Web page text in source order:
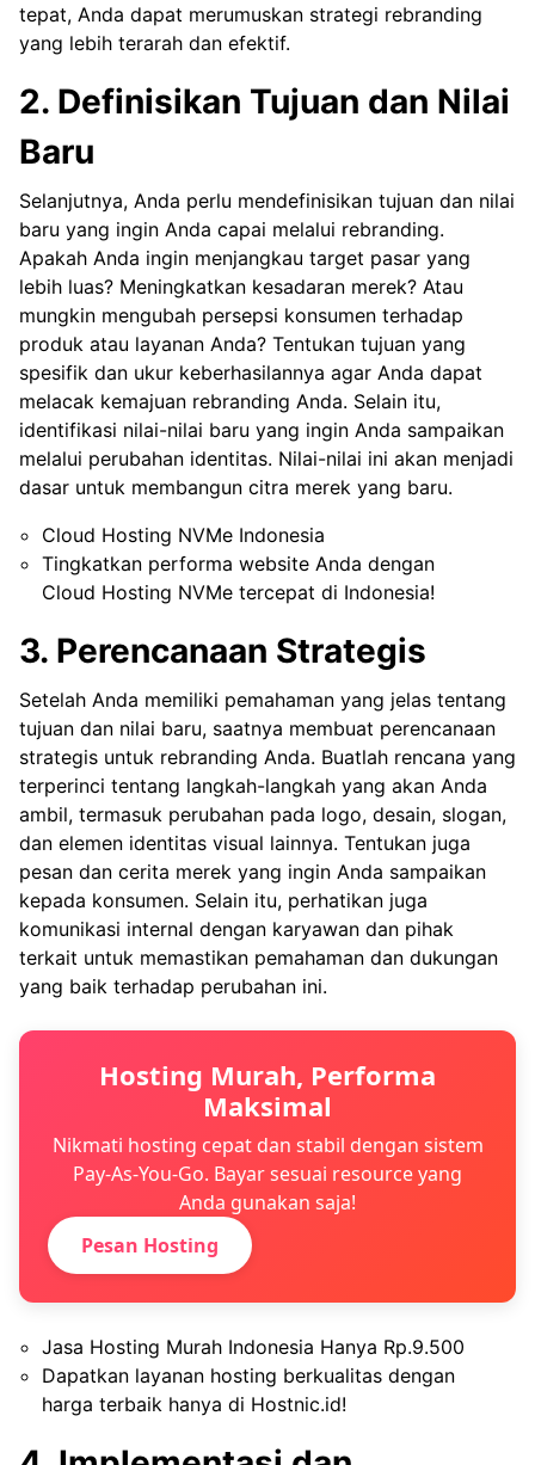
tepat, Anda dapat merumuskan strategi rebranding
yang lebih terarah dan efektif.
2. Definisikan Tujuan dan Nilai
Baru
Selanjutnya, Anda perlu mendefinisikan tujuan dan nilai
baru yang ingin Anda capai melalui rebranding.
Apakah Anda ingin menjangkau target pasar yang
lebih luas? Meningkatkan kesadaran merek? Atau
mungkin mengubah persepsi konsumen terhadap
produk atau layanan Anda? Tentukan tujuan yang
spesifik dan ukur keberhasilannya agar Anda dapat
melacak kemajuan rebranding Anda. Selain itu,
identifikasi nilai-nilai baru yang ingin Anda sampaikan
melalui perubahan identitas. Nilai-nilai ini akan menjadi
dasar untuk membangun citra merek yang baru.
Cloud Hosting NVMe Indonesia
Tingkatkan performa website Anda dengan
Cloud Hosting NVMe tercepat di Indonesia!
3. Perencanaan Strategis
Setelah Anda memiliki pemahaman yang jelas tentang
tujuan dan nilai baru, saatnya membuat perencanaan
strategis untuk rebranding Anda. Buatlah rencana yang
terperinci tentang langkah-langkah yang akan Anda
ambil, termasuk perubahan pada logo, desain, slogan,
dan elemen identitas visual lainnya. Tentukan juga
pesan dan cerita merek yang ingin Anda sampaikan
kepada konsumen. Selain itu, perhatikan juga
komunikasi internal dengan karyawan dan pihak
terkait untuk memastikan pemahaman dan dukungan
yang baik terhadap perubahan ini.
Hosting Murah, Performa
Maksimal
Nikmati hosting cepat dan stabil dengan sistem
Pay-As-You-Go. Bayar sesuai resource yang
Anda gunakan saja!
Pesan Hosting
Jasa Hosting Murah Indonesia Hanya Rp.9.500
Dapatkan layanan hosting berkualitas dengan
harga terbaik hanya di Hostnic.id!